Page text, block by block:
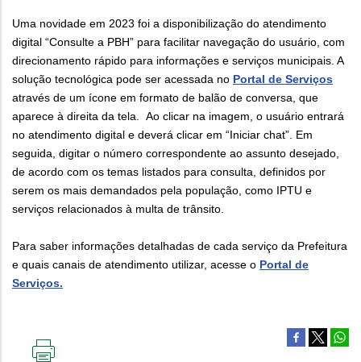
Uma novidade em 2023 foi a disponibilização do atendimento
digital “Consulte a PBH” para facilitar navegação do usuário, com
direcionamento rápido para informações e serviços municipais. A
solução tecnológica pode ser acessada no Portal de Serviços
através de um ícone em formato de balão de conversa, que
aparece à direita da tela. Ao clicar na imagem, o usuário entrará
no atendimento digital e deverá clicar em “Iniciar chat”. Em
seguida, digitar o número correspondente ao assunto desejado,
de acordo com os temas listados para consulta, definidos por
serem os mais demandados pela população, como IPTU e
serviços relacionados à multa de trânsito.
Para saber informações detalhadas de cada serviço da Prefeitura
e quais canais de atendimento utilizar, acesse o Portal de
Serviços.